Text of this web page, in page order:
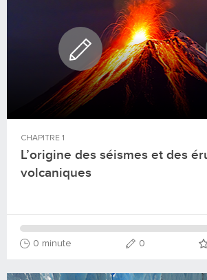
CHAPITRE 1
L’origine des séismes et des
volcaniques
0 minute 0